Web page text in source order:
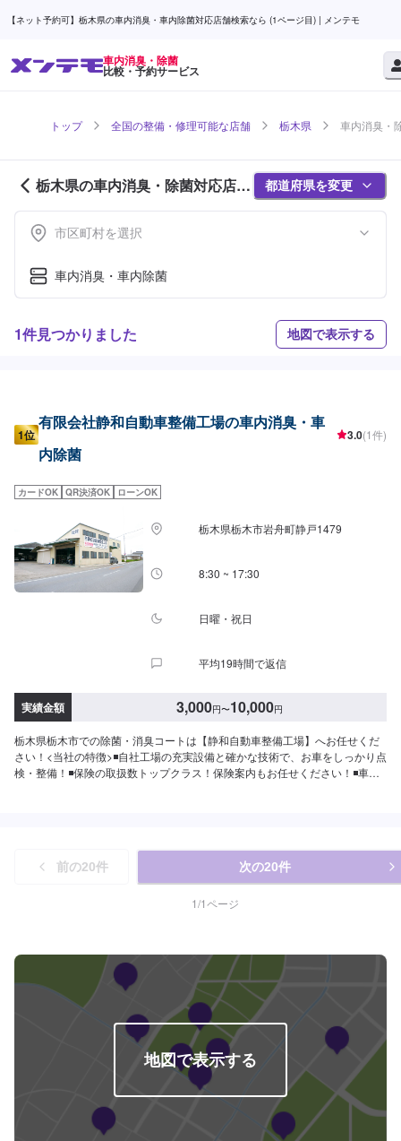
【ネット予約可】栃木県の車内消臭・車内除菌対応店舗検索なら (1ページ目) | メンテモ
車内消臭・除菌
比較・予約サービス
トップ 全国の整備・修理可能な店舗 栃木県 車内消臭・
栃木県の車内消臭・除菌対応店舗
紹介 (1ページ目)
都道府県を変更
市区町村を選択
車内消臭・車内除菌
1件見つかりました 地図で表示する
1位
有限会社静和自動車整備工場の車内消臭・車
内除菌
3.0(1件)
カードOK QR決済OK ローンOK
栃木県栃木市岩舟町静戸1479
8:30 ~ 17:30
日曜・祝日
平均19時間で返信
実績金額 3,000円〜10,000円
栃木県栃木市での除菌・消臭コートは【静和自動車整備工場】へお任せくだ
さい！<当社の特徴>◾自社工場の充実設備と確かな技術で、お車をしっかり点
検・整備！◾保険の取扱数トップクラス！保険案内もお任せください！◾車の
【4】仕上がり次第納車-----納期について-----納期は通常1日～2日程度で納車
となります。納期は前後する場合がございます。予めご了承ください。-----代
車について-----代車をご用意しています。お車の作業中は代車をご利用くださ
い。※代車の燃料代はお客様にご負担いただいております。-----ご来店時の注
業時間】定休日：日曜日、祝日営業時間：8:30~17:30
前の20件 次の20件
1/1ページ
地図で表示する